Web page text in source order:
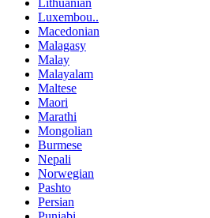
Lithuanian
Luxembou..
Macedonian
Malagasy
Malay
Malayalam
Maltese
Maori
Marathi
Mongolian
Burmese
Nepali
Norwegian
Pashto
Persian